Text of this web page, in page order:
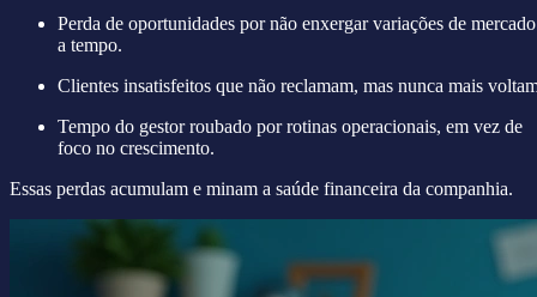
Perda de oportunidades por não enxergar variações de mercado
a tempo.
Clientes insatisfeitos que não reclamam, mas nunca mais
Tempo do gestor roubado por rotinas operacionais, em vez de
foco no crescimento.
Essas perdas acumulam e minam a saúde financeira da companhia.